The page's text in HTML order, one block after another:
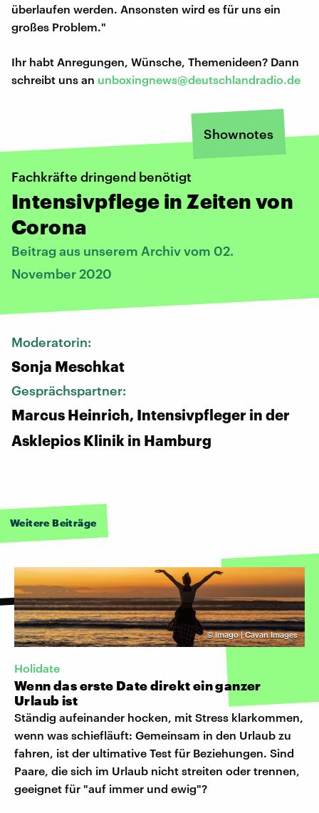
überlaufen werden. Ansonsten wird es für uns ein
großes Problem."
Ihr habt Anregungen, Wünsche, Themenideen? Dann
schreibt uns an unboxingnews@deutschlandradio.de
Shownotes
Fachkräfte dringend benötigt
Intensivpflege in Zeiten von
Corona
Beitrag aus unserem Archiv vom 02.
November 2020
Moderatorin:
Sonja Meschkat
Gesprächspartner:
Marcus Heinrich, Intensivpfleger in der
Asklepios Klinik in Hamburg
Weitere Beiträge
©imago | Cavan Images
Holidate
Wenn das erste Date direkt ein ganzer
Urlaub ist
Ständig aufeinander hocken, mit Stress klarkommen,
wenn was schiefläuft: Gemeinsam in den Urlaub zu
fahren, ist der ultimative Test für Beziehungen. Sind
Paare, die sich im Urlaub nicht streiten oder trennen,
geeignet für "auf immer und ewig"?